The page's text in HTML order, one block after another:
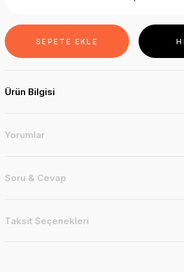
SEPETE EKLE
Ürün Bilgisi
Yorumlar
Soru & Cevap
Taksit Seçenekleri